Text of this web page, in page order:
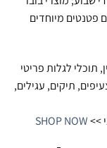
פטנטים מיוחדים
תוכלי לגלות פריטי
תיקים, עגילים,
>>